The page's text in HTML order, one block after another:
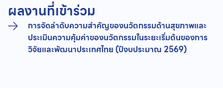
ผลงานที่เข้าร่วม
การจัดลำดับความสำคัญของนวัตกรรมด้านสุขภาพและ
ประเมินความคุ้มค่าของนวัตกรรมในระยะเริ่มต้นของการ
วิจัยและพัฒนาประเทศไทย (ปีงบประมาณ 2569)